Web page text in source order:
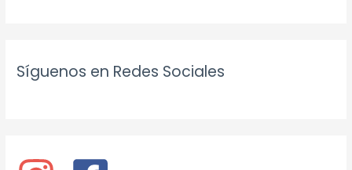
Síguenos en Redes Sociales